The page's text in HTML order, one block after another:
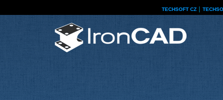
TECHSOFT CZ